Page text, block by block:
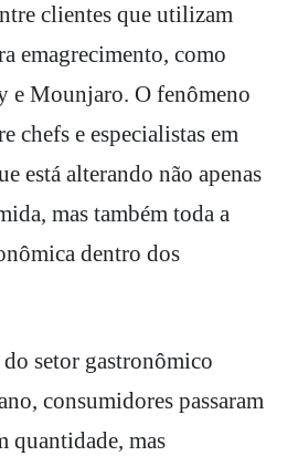
clientes que utilizam
emagrecimento, como
e Mounjaro. O fenômeno
chefs e especialistas em
está alterando não apenas
mas também toda a
dentro dos
setor gastronômico
consumidores passaram
quantidade, mas